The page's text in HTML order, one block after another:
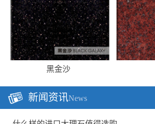
黑金沙
新闻资讯News